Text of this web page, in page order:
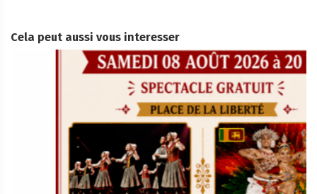
Cela peut aussi vous interesser